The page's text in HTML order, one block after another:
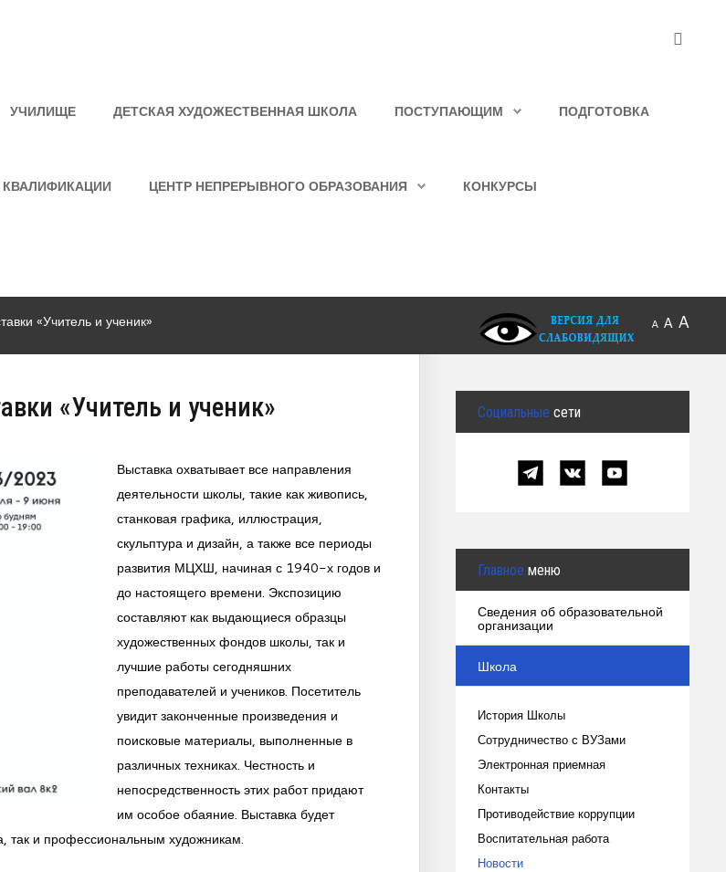
УЧИЛИЩЕ ДЕТСКАЯ ХУДОЖЕСТВЕННАЯ ШКОЛА ПОСТУПАЮЩИМ ПОДГОТОВКА
ЦЕНТР НЕПРЕРЫВНОГО ОБРАЗОВАНИЯ КОНКУРСЫ
«Учитель и ученик» A A A
«Учитель и ученик»
Выставка охватывает все направления
деятельности школы, такие как живопись,
станковая графика, иллюстрация,
скульптура и дизайн, а также все периоды
развития МЦХШ, начиная с 1940-х годов и
до настоящего времени. Экспозицию
составляют как выдающиеся образцы
художественных фондов школы, так и
лучшие работы сегодняшних
преподавателей и учеников. Посетитель
увидит законченные произведения и
поисковые материалы, выполненные в
различных техниках. Честность и
непосредственность этих работ придают
им особое обаяние. Выставка будет
так и профессиональным художникам.
Социальные сети
Главное меню
Сведения об образовательной
организации
Школа
История Школы
Сотрудничество с ВУЗами
Электронная приемная
Контакты
Противодействие коррупции
Воспитательная работа
Новости